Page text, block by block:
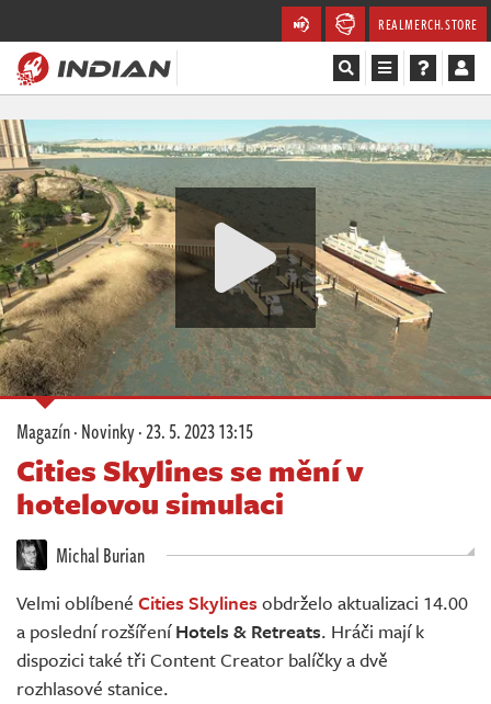
REALMERCH.STORE
Magazín
Recenze
Videa
Soutěže
Databáze
Komunita
Redakce
Živě
Magazín·Novinky·23. 5. 2023 13:15
Cities Skylines se mění v
hotelovou simulaci
Michal Burian
Velmi oblíbené Cities Skylines obdrželo aktualizaci 14.00
a poslední rozšířeníHotels & Retreats. Hráči mají k
dispozici také tři Content Creator balíčky a dvě
rozhlasové stanice.